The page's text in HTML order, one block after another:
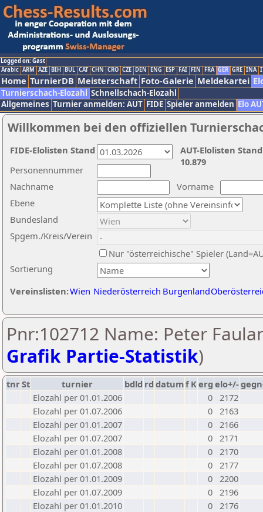
Logged on: Gast
Arabic ARM AZE BIH BUL CAT CHN CRO CZE DEN ENG ESP FAI FIN FRA GER GRE INA
Home TurnierDB Meisterschaft Foto-Galerie Meldekartei
Turnierschach-Elozahl Schnellschach-Elozahl
Allgemeines Turnier anmelden: AUT FIDE Spieler anmelden Elo
Willkommen bei den offiziellen
Nachname
Vorname
Ebene
Sortierung
Personennummer
Bundesland
Spgem./Kreis/Verein
Nur "österreichische" Spieler
Vereinslisten:Wien Niederösterreich Burgenland
AUT-Elolisten
10.879
FIDE-Elolisten Stand
Pnr:102712 Name: Peter
Grafik Partie-Statistik)
tnrSt turnier bdld rd datumf Kerg elo+/-
Elozahl per 01.01.2006
0 2172
Elozahl per 01.07.2006
0 2163
Elozahl per 01.01.2007
0 2166
Elozahl per 01.07.2007
0 2171
Elozahl per 01.01.2008
0 2170
Elozahl per 01.07.2008
0 2177
Elozahl per 01.01.2009
0 2200
Elozahl per 01.07.2009
0 2196
Elozahl per 01.01.2010
0 2176